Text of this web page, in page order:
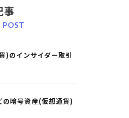
事
POST
)のインサイダー取引
の暗号資産(仮想通貨)